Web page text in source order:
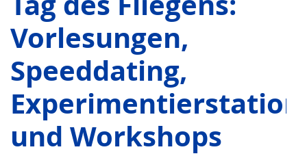
Vorlesungen,
Speeddating,
und Workshops